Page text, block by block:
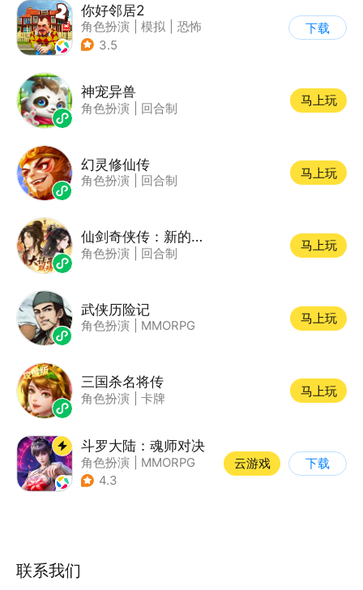
你好邻居2
角色扮演 模拟
恐怖
| 卡通
3.5
下载
神宠异兽
角色扮演 回合制
马上玩
幻灵修仙传
角色扮演 回合制
马上玩
仙剑奇侠传：新的开始
角色扮演 回合制
马上玩
武侠历险记
角色扮演 MMORPG
马上玩
三国杀名将传
角色扮演 卡牌
马上玩
斗罗大陆：魂师对决
角色扮演
MMORPG
| 奇幻
4.3
云游戏 下载
联系我们